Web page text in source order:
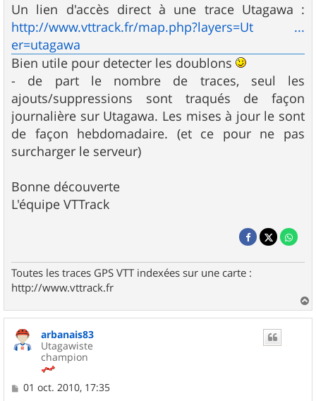
Un lien d'accès direct à une trace Utagawa :
http://www.vttrack.fr/map.php?layers=Ut ...
er=utagawa
Bien utile pour detecter les doublons
- de part le nombre de traces, seul les
ajouts/suppressions sont traqués de façon
journalière sur Utagawa. Les mises à jour le sont
de façon hebdomadaire. (et ce pour ne pas
surcharger le serveur)
Bonne découverte
L'équipe VTTrack
Toutes les traces GPS VTT indexées sur une carte :
http://www.vttrack.fr
a
u
arbanais83
Utagawiste
champion
M
01 oct. 2010, 17:35